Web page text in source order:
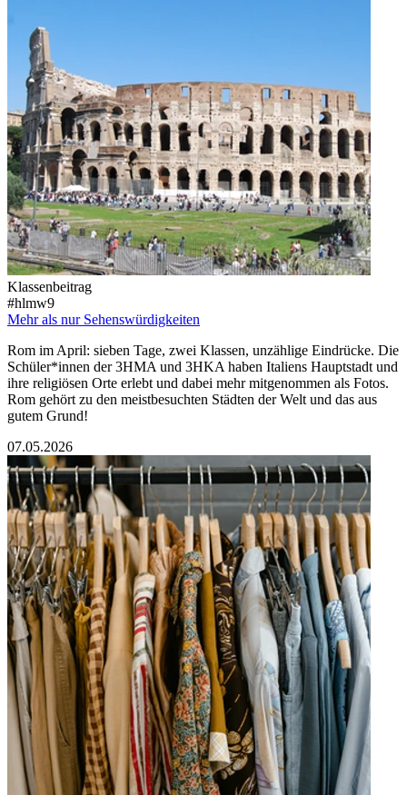
Klassenbeitrag
#hlmw9
Mehr als nur Sehenswürdigkeiten
Rom im April: sieben Tage, zwei Klassen, unzählige Eindrücke. Die
Schüler*innen der 3HMA und 3HKA haben Italiens Hauptstadt und
ihre religiösen Orte erlebt und dabei mehr mitgenommen als Fotos.
Rom gehört zu den meistbesuchten Städten der Welt und das aus
gutem Grund!
07.05.2026